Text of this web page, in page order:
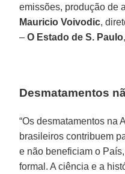
emissões, produção de
Mauricio Voivodic,
–O Estado de S. Paulo
Desmatamentos
“Os desmatamentos na
brasileiros contribuem
e não beneficiam o
formal. A ciência e a